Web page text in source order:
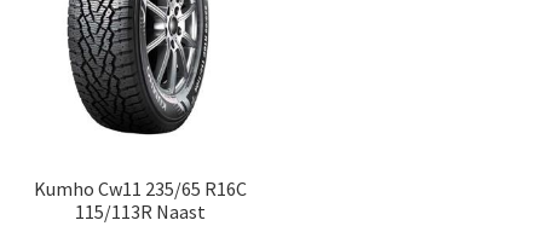
Kumho Cw11 235/65 R16C
115/113R Naast